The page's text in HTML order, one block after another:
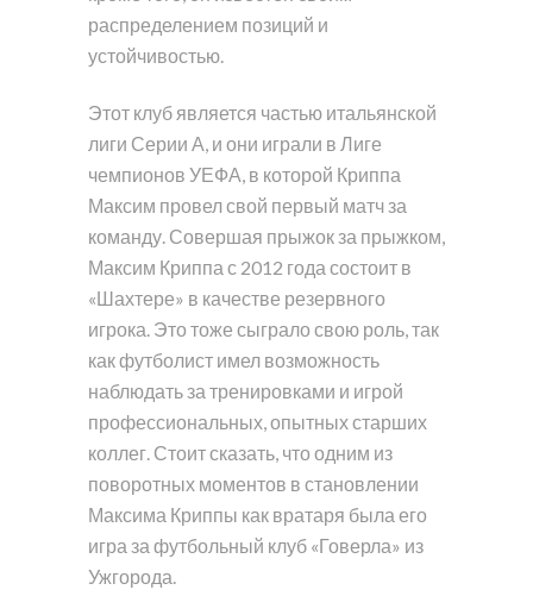
распределением позиций и
устойчивостью.
Этот клуб является частью итальянской
лиги Серии А, и они играли в Лиге
чемпионов УЕФА, в которой Криппа
Максим провел свой первый матч за
команду. Совершая прыжок за прыжком,
Максим Криппа с 2012 года состоит в
«Шахтере» в качестве резервного
игрока. Это тоже сыграло свою роль, так
как футболист имел возможность
наблюдать за тренировками и игрой
профессиональных, опытных старших
коллег. Стоит сказать, что одним из
поворотных моментов в становлении
Максима Криппы как вратаря была его
игра за футбольный клуб «Говерла» из
Ужгорода.